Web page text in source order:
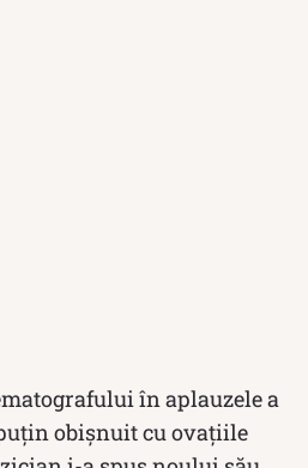
în aplauzele a
obișnuit cu ovațiile